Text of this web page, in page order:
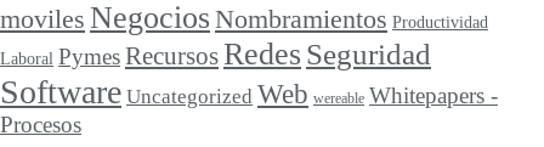
moviles Negocios Nombramientos Productividad
Laboral PymesRecursosRedes Seguridad
Software Uncategorized Web wereable Whitepapers -
Procesos